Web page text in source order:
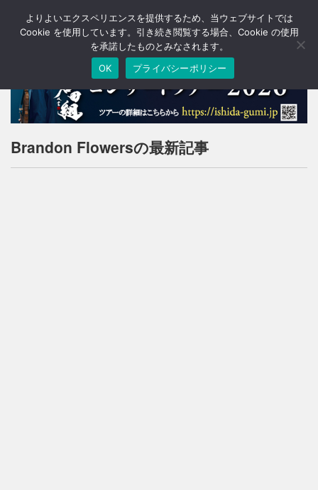
T
o
a
v
a
Brandon Flowersの最新記事
よりよいエクスペリエンスを提供するため、当ウェブサイトでは
Cookie を使用しています。引き続き閲覧する場合、Cookie の使用
を承諾したものとみなされます。
OK
プライバシーポリシー